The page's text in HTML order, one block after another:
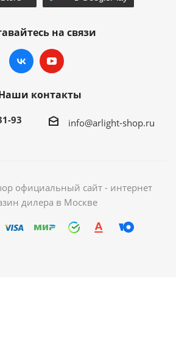
на связи
контакты
93 info@arlight-shop.ru
официальный сайт - интернет
дилера в Москве